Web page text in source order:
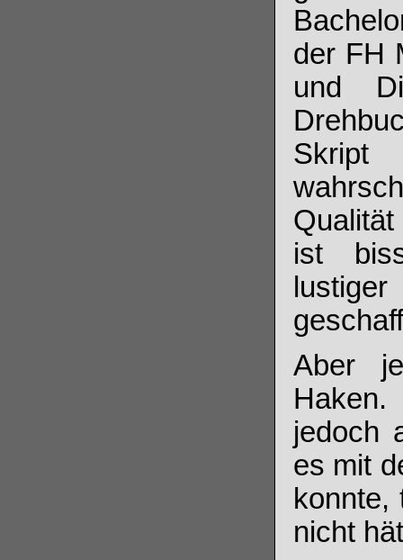
der FH
und
ist
Aber
Haken.
jedoch
es mit
konnte,
nicht